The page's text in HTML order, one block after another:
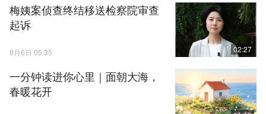
梅姨案侦查终结移送检察院审查
起诉
8月6日 05:35 02:27
一分钟读进你心里｜面朝大海，
春暖花开